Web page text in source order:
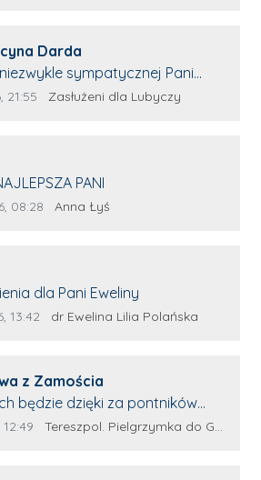
Darda
sympatycznej Pani
Niderla-Kadach za
odbierała głos.
komentarza:
21:55 Źródło komentarza:
Zasłużeni dla Lubyczy
NAJLEPSZA PANI
komentarza:
08:28 Źródło komentarza:
Anna Łyś
dla Pani Eweliny
komentarza:
13:42 Źródło komentarza:
dr Ewelina Lilia Polańska
z Zamościa
będzie dzięki za pontników
Wyglądają jak kolorowe ptaki
komentarza:
Źródło komentarza:
Tereszpol. Pielgrzymka do Górecka Kościelnego